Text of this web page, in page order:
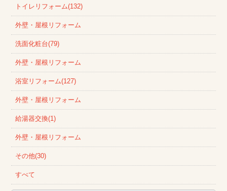
トイレリフォーム(132)
外壁・屋根リフォーム
洗面化粧台(79)
外壁・屋根リフォーム
浴室リフォーム(127)
外壁・屋根リフォーム
給湯器交換(1)
外壁・屋根リフォーム
その他(30)
すべて